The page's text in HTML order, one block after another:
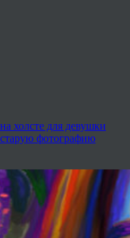
холсте для девушки
старую фотографию